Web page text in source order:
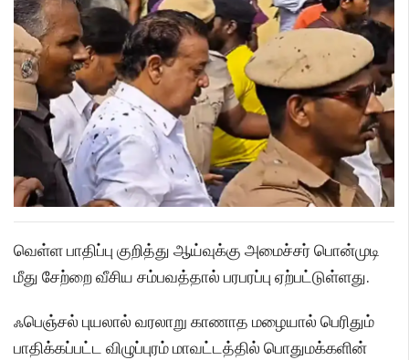
வெள்ள பாதிப்பு குறித்து ஆய்வுக்கு அமைச்சர் பொன்முடி
மீது சேற்றை வீசிய சம்பவத்தால் பரபரப்பு ஏற்பட்டுள்ளது.
ஃபெஞ்சல் புயலால் வரலாறு காணாத மழையால் பெரிதும்
பாதிக்கப்பட்ட விழுப்புரம் மாவட்டத்தில் பொதுமக்களின்